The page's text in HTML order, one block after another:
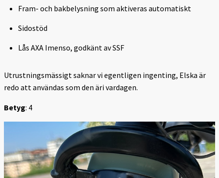
Fram- och bakbelysning som aktiveras automatiskt
Sidostöd
Lås AXA Imenso, godkänt av SSF
Utrustningsmässigt saknar vi egentligen ingenting, Elska är
redo att användas som den äri vardagen.
Betyg: 4